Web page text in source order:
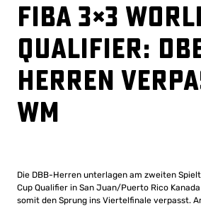
FIBA 3×3
Qualifier:
Herren
WM
Die DBB-Herren unterlagen am zweiten
Cup Qualifier in San Juan/Puerto Rico
somit den Sprung ins Viertelfinale verpasst.